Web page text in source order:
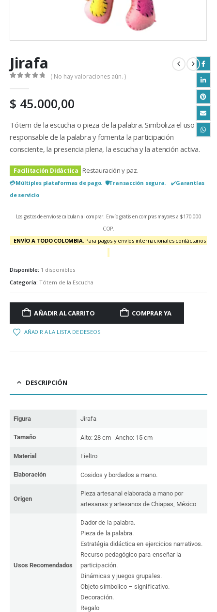
Jirafa
( No hay valoraciones aún. )
$ 45.000,00
Tótem de la escucha o pieza de la palabra. Simboliza el uso
responsable de la palabra y fomenta la participación
consciente, la presencia plena, la escucha y la atención activa.
Facilitación Didáctica Restauración y paz.
💳​Múltiples plataformas de pago. 🛡️Transacción segura. ✔️​Garantías
de servicio
Los gastos de envío se calculan al comprar. Envío gratis en compras mayores a $170.000
COP.
ENVÍO A TODO COLOMBIA . Para pagos y envíos internacionales contáctanos
Disponible: 1 disponibles
Categoría: Tótem de la Escucha
AÑADIR AL CARRITO COMPRAR YA
AÑADIR A LA LISTA DE DESEOS
DESCRIPCIÓN
Figura Jirafa
Tamaño Alto: 28 cm Ancho: 15 cm
Material Fieltro
Elaboración Cosidos y bordados a mano.
Origen
Pieza artesanal elaborada a mano por
artesanas y artesanos de Chiapas, México
Usos Recomendados
Dador de la palabra.
Pieza de la palabra.
Estratégia didáctica en ejercicios narrativos.
Recurso pedagógico para enseñar la
participación.
Dinámicas y juegos grupales.
Objeto símbolico – significativo.
Decoración.
Regalo